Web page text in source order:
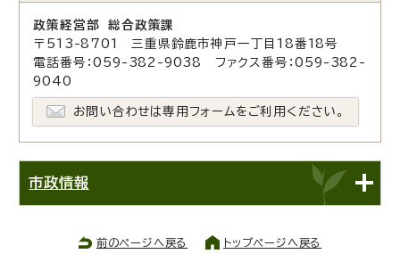
政策経営部 総合政策課
〒513-8701 三重県鈴鹿市神戸一丁目18番18号
電話番号：059-382-9038 ファクス番号：059-382-
9040
お問い合わせは専用フォームをご利用ください。
市政情報
前のページへ戻る トップページへ戻る